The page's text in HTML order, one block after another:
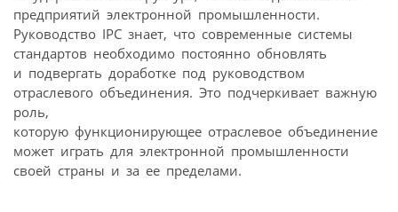
предприятий электронной промышленности.
Руководство IPC знает, что современные системы
стандартов необходимо постоянно обновлять
и подвергать доработке под руководством
отраслевого объединения. Это подчеркивает важную
роль,
которую функционирующее отраслевое объединение
может играть для электронной промышленности
своей страны и за ее пределами.